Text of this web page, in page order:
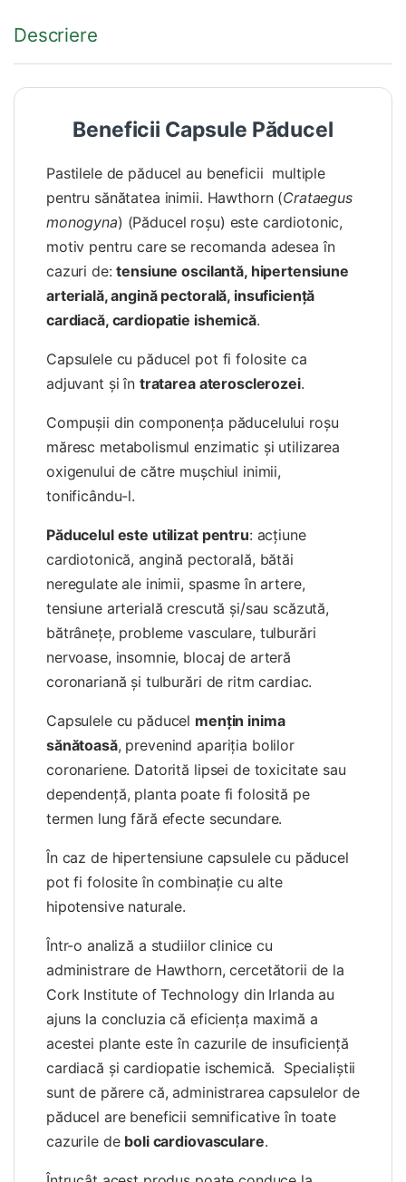
Descriere
Beneficii Capsule Păducel
Pastilele de păducel au beneficii multiple
pentru sănătatea inimii. Hawthorn (Crataegus
monogyna) (Păducel roşu) este cardiotonic,
motiv pentru care se recomanda adesea în
cazuri de:tensiune oscilantă, hipertensiune
arterială, angină pectorală, insuficienţă
cardiacă, cardiopatie ishemică.
Capsulele cu păducel pot fi folosite ca
adjuvant şi în tratarea aterosclerozei.
Compuşii din componenţa păducelului roşu
măresc metabolismul enzimatic şi utilizarea
oxigenului de către muşchiul inimii,
tonificându-l.
Păducelul este utilizat pentru: acţiune
cardiotonică, angină pectorală, bătăi
neregulate ale inimii, spasme în artere,
tensiune arterială crescută și/sau scăzută,
bătrâneţe, probleme vasculare, tulburări
nervoase, insomnie, blocaj de arteră
coronariană și tulburări de ritm cardiac.
Capsulele cu păducel menţin inima
sănătoasă, prevenind apariţia bolilor
coronariene. Datorită lipsei de toxicitate sau
dependenţă, planta poate fi folosită pe
termen lung fără efecte secundare.
În caz de hipertensiune capsulele cu păducel
pot fi folosite în combinaţie cu alte
hipotensive naturale.
Într-o analiză a studiilor clinice cu
administrare de Hawthorn, cercetătorii de la
Cork Institute of Technology din Irlanda au
ajuns la concluzia că eficienţa maximă a
acestei plante este în cazurile de insuficienţă
cardiacă şi cardiopatie ischemică. Specialiștii
sunt de părere că, administrarea capsulelor de
păducel are beneficii semnificative în toate
cazurile de boli cardiovasculare.